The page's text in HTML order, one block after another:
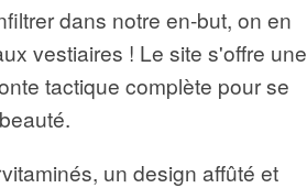
dans notre en-but, on en
vestiaires ! Le site s'offre une
tactique complète pour se
un design affûté et